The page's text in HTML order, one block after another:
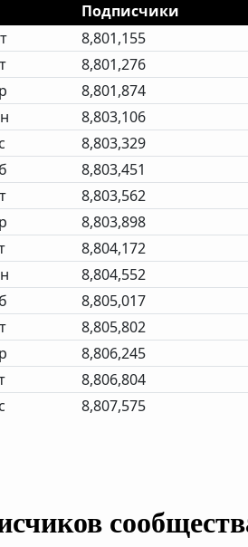
Подписчики
8,801,155
8,801,276
8,801,874
8,803,106
8,803,329
8,803,451
8,803,562
8,803,898
8,804,172
8,804,552
8,805,017
8,805,802
8,806,245
8,806,804
8,807,575